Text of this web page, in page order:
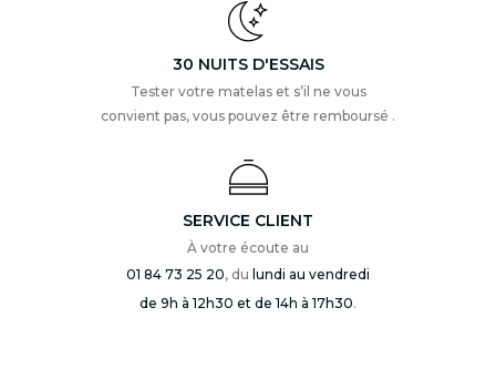
30 NUITS D'ESSAIS
Tester votre matelas et s’il ne vous
convient pas, vous pouvez être remboursé .
SERVICE CLIENT
À votre écoute au
01 84 73 25 20, du lundi au vendredi
de 9h à 12h30 et de 14h à 17h30.